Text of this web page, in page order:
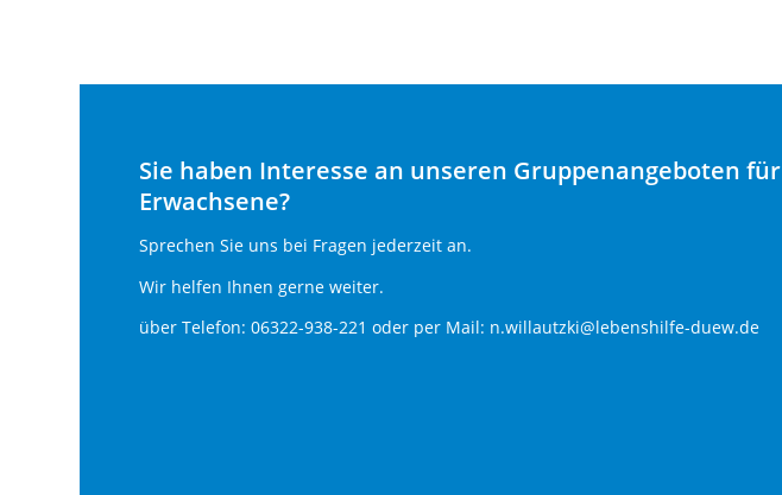
Sie haben Interesse an unseren Gruppenangeboten für
Erwachsene?
Sprechen Sie uns bei Fragen jederzeit an.
Wir helfen Ihnen gerne weiter.
über Telefon: 06322-938-221 oder per Mail: n.willautzki@lebenshilfe-duew.de